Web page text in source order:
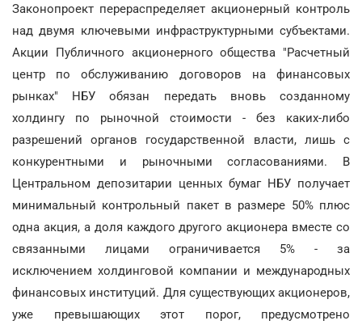
Законопроект перераспределяет акционерный контроль
над двумя ключевыми инфраструктурными субъектами.
Акции Публичного акционерного общества "Расчетный
центр по обслуживанию договоров на финансовых
рынках" НБУ обязан передать вновь созданному
холдингу по рыночной стоимости - без каких-либо
разрешений органов государственной власти, лишь с
конкурентными и рыночными согласованиями. В
Центральном депозитарии ценных бумаг НБУ получает
минимальный контрольный пакет в размере 50% плюс
одна акция, а доля каждого другого акционера вместе со
связанными лицами ограничивается 5% - за
исключением холдинговой компании и международных
финансовых институций. Для существующих акционеров,
уже превышающих этот порог, предусмотрено